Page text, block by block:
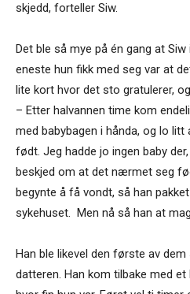
skjedd, forteller Siw.
Det ble så mye på én gang at
eneste hun fikk med seg var at
lite kort hvor det sto gratulerer,
– Etter halvannen time kom
med babybagen i hånda, og lo litt
født. Jeg hadde jo ingen baby
beskjed om at det nærmet seg
begynte å få vondt, så han
sykehuset. Men nå så han at
Han ble likevel den første av
datteren. Han kom tilbake med